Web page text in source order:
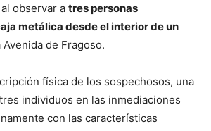
observar a tres personas
metálica desde el interior de un
de Fragoso.
física de los sospechosos, una
individuos en las inmediaciones
con las características